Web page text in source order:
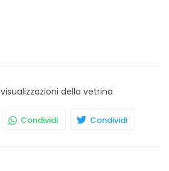
visualizzazioni della vetrina
Condividi Condividi